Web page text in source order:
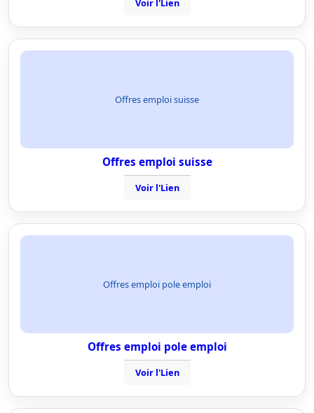
Voir l'Lien
Offres emploi suisse
Offres emploi suisse
Voir l'Lien
Offres emploi pole emploi
Offres emploi pole emploi
Voir l'Lien